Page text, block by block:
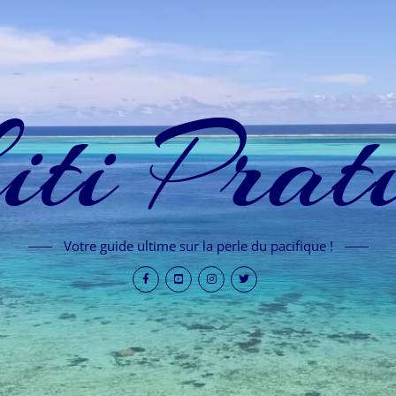
Votre guide ultime sur la perle du pacifique !